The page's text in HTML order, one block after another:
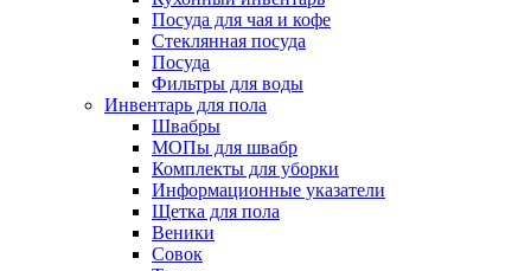
Посуда для чая и кофе
Стеклянная посуда
Посуда
Фильтры для воды
Инвентарь для пола
Швабры
МОПы для швабр
Комплекты для уборки
Информационные указатели
Щетка для пола
Веники
Совок